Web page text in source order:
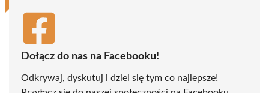
Dołącz do nas na Facebooku!
Odkrywaj, dyskutuj i dziel się tym co najlepsze!